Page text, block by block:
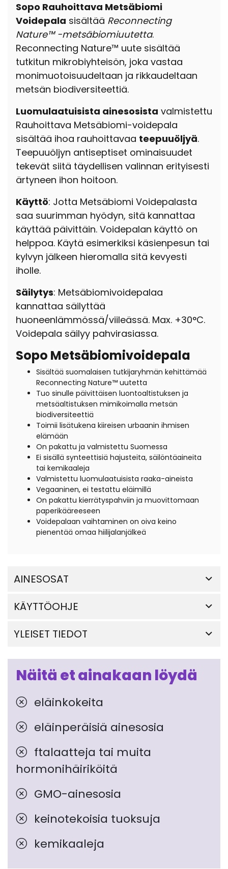
Sopo Rauhoittava Metsäbiomi
Voidepala sisältää Reconnecting
Nature™ -metsäbiomiuutetta.
Reconnecting Nature™ uute sisältää
tutkitun mikrobiyhteisön, joka vastaa
monimuotoisuudeltaan ja rikkaudeltaan
metsän biodiversiteettiä.
Luomulaatuisista ainesosista valmistettu
Rauhoittava Metsäbiomi-voidepala
sisältää ihoa rauhoittavaa teepuuöljyä.
Teepuuöljyn antiseptiset ominaisuudet
tekevät siitä täydellisen valinnan erityisesti
ärtyneen ihon hoitoon.
Käyttö: Jotta Metsäbiomi Voidepalasta
saa suurimman hyödyn, sitä kannattaa
käyttää päivittäin. Voidepalan käyttö on
helppoa. Käytä esimerkiksi käsienpesun tai
kylvyn jälkeen hieromalla sitä kevyesti
iholle.
Säilytys: Metsäbiomivoidepalaa
kannattaa säilyttää
huoneenlämmössä/viileässä. Max. +30°C.
Voidepala säilyy pahvirasiassa.
Sopo Metsäbiomivoidepala
Sisältää suomalaisen tutkijaryhmän kehittämää
Reconnecting Nature™ uutetta
Tuo sinulle päivittäisen luontoaltistuksen ja
metsäaltistuksen mimikoimalla metsän
biodiversiteettiä
Toimii lisätukena kiireisen urbaanin ihmisen
elämään
On pakattu ja valmistettu Suomessa
Ei sisällä synteettisiä hajusteita, säilöntäaineita
tai kemikaaleja
Valmistettu luomulaatuisista raaka-aineista
Vegaaninen, ei testattu eläimillä
On pakattu kierrätyspahviin ja muovittomaan
paperikääreeseen
Voidepalaan vaihtaminen on oiva keino
pienentää omaa hiilijalanjälkeä
AINESOSAT
KÄYTTÖOHJE
YLEISET TIEDOT
Näitä et ainakaan löydä
eläinkokeita
eläinperäisiä ainesosia
ftalaatteja tai muita
hormonihäiriköitä
GMO-ainesosia
keinotekoisia tuoksuja
kemikaaleja